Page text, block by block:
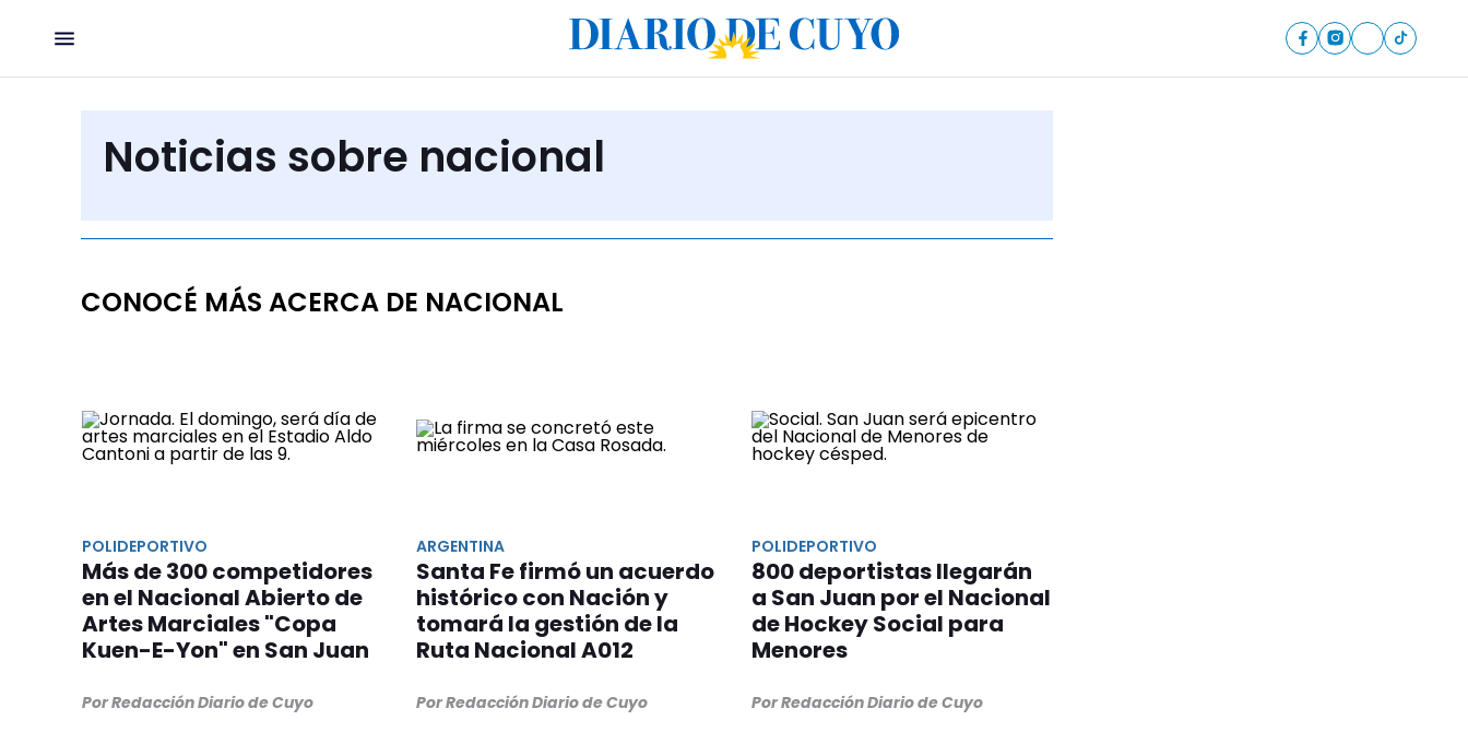
Noticias sobre nacional
CONOCÉ MÁS ACERCA DE NACIONAL
POLIDEPORTIVO
Más de 300 competidores
en el Nacional Abierto de
Artes Marciales "Copa
Kuen-E-Yon" en San Juan
Por Redacción Diario de Cuyo
ARGENTINA
Santa Fe firmó un acuerdo
histórico con Nación y
tomará la gestión de la
Ruta Nacional A012
Por Redacción Diario de Cuyo
POLIDEPORTIVO
800 deportistas llegarán
a San Juan por el Nacional
de Hockey Social para
Menores
Por Redacción Diario de Cuyo